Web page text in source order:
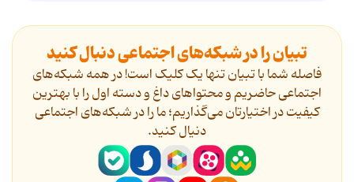
تبیان را در شبکه‌های اجتماعی دنبال کنید
فاصله شما با تبیان تنها یک کلیک است! در همه شبکه‌های
اجتماعی حاضریم و محتواهای داغ و دسته اول را با بهترین
کیفیت در اختیارتان می‌گذاریم؛ ما را در شبکه‌های اجتماعی
دنیال کنید.